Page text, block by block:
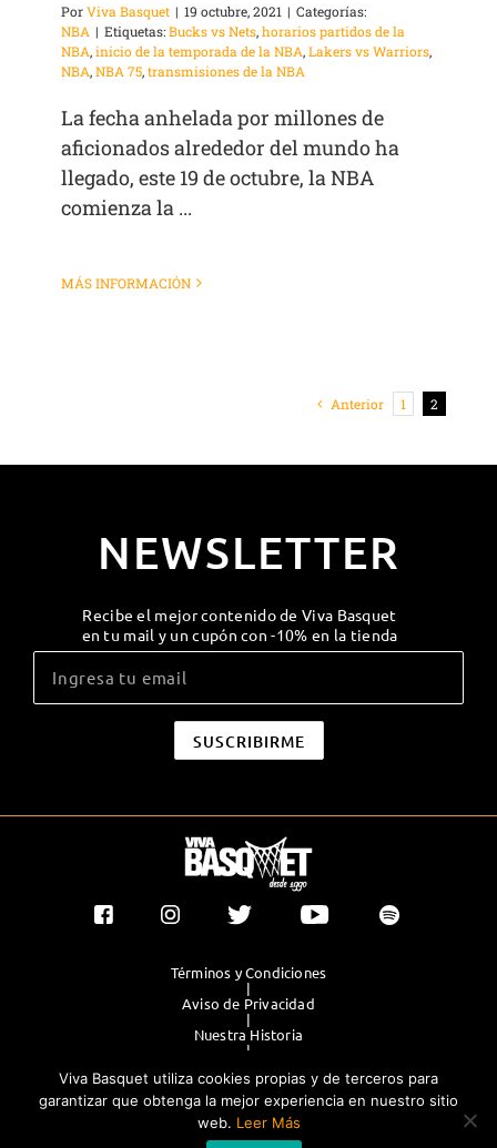
PorViva Basquet | 19 octubre, 2021 | Categorías:
NBA | Etiquetas:Bucks vs Nets,horarios partidos de la
NBA,inicio de la temporada de la NBA,Lakers vs Warriors,
NBA,NBA 75,transmisiones de la NBA
La fecha anhelada por millones de
aficionados alrededor del mundo ha
llegado, este 19 de octubre, la NBA
comienza la ...
MÁS INFORMACIÓN
Anterior 1 2
NEWSLETTER
Recibe el mejor contenido de Viva Basquet
en tu mail y un cupón con -10% en la tienda
Términos y Condiciones
|
Aviso de Privacidad
|
Nuestra Historia
|
|
Publicidad
Viva Basquet utiliza cookies propias y de terceros para
garantizar que obtenga la mejor experiencia en nuestro sitio
web. Leer Más